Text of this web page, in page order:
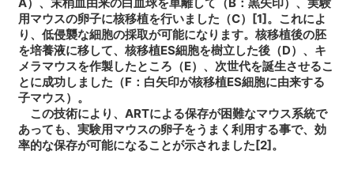
用マウスの卵子に核移植を行いました（C）[1]。これによ
り、低侵襲な細胞の採取が可能になります。核移植後の胚
を培養液に移して、核移植ES細胞を樹立した後（D）、キ
メラマウスを作製したところ（E）、次世代を誕生させるこ
とに成功しました（F：白矢印が核移植ES細胞に由来する
子マウス）。
この技術により、ARTによる保存が困難なマウス系統で
あっても、実験用マウスの卵子をうまく利用する事で、効
率的な保存が可能になることが示されました[2]。